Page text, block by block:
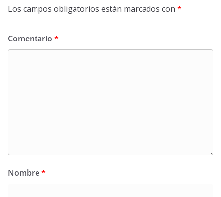
Los campos obligatorios están marcados con *
Comentario *
Nombre*